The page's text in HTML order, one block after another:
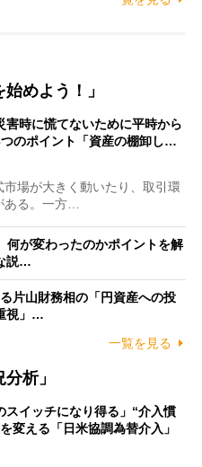
めよう！」
害時に慌てないために平時から
のポイント「資産の棚卸し…
場が大きく動いたり、取引環
る。一方…
何が変わったのかポイントを解
説…
片山財務相の「円資産への投
視」…
一覧を見る
析」
スイッチになり得る」“介入慣
変える「日米協調為替介入」